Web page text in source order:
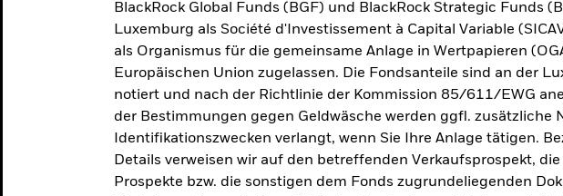
BlackRock Global Funds (BGF) und BlackRock Strategic Funds
Luxemburg als Société d'Investissement à Capital Variable
als Organismus für die gemeinsame Anlage in Wertpapieren
Europäischen Union zugelassen. Die Fondsanteile sind an der
notiert und nach der Richtlinie der Kommission 85/611/EWG
der Bestimmungen gegen Geldwäsche werden ggfl. zusätzliche
Identifikationszwecken verlangt, wenn Sie Ihre Anlage tätigen.
Details verweisen wir auf den betreffenden Verkaufsprospekt,
Prospekte bzw. die sonstigen dem Fonds zugrundeliegenden